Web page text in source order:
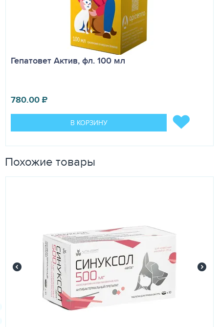
пищевых продуктов и кормов при температуре от 2 ºС
до 8 ºС. Не замораживать. При хранении разведенного
препарата раствор может потемнеть, но
антибактериальная активность при этом не снижается.
Запрещается применять лекарственное средство после
истечения срока годности.
Гепатовет Актив, фл. 100 мл
780.00₽
В КОРЗИНУ
Похожие товары